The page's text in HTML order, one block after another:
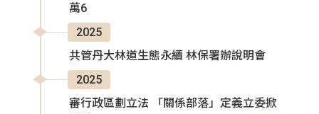
萬6
2025
共管丹大林道生態永續 林保署辦說明會
2025
審行政區劃立法 「關係部落」定義立委掀